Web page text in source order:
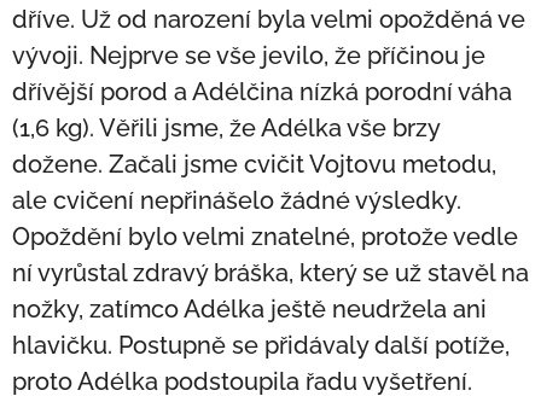
dříve. Už od narození byla velmi opožděná ve
vývoji. Nejprve se vše jevilo, že příčinou je
dřívější porod a Adélčina nízká porodní váha
(1,6 kg). Věřili jsme, že Adélka vše brzy
dožene. Začali jsme cvičit Vojtovu metodu,
ale cvičení nepřinášelo žádné výsledky.
Opoždění bylo velmi znatelné, protože vedle
ní vyrůstal zdravý bráška, který se už stavěl na
nožky, zatímco Adélka ještě neudržela ani
hlavičku. Postupně se přidávaly další potíže,
proto Adélka podstoupila řadu vyšetření.